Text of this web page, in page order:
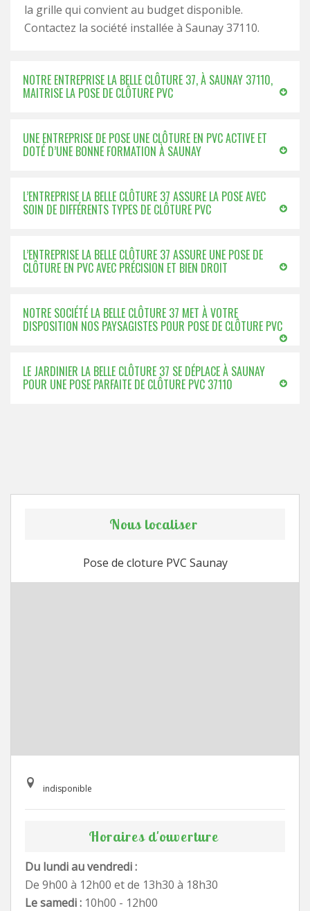
la grille qui convient au budget disponible.
Contactez la société installée à Saunay 37110.
NOTRE ENTREPRISE LA BELLE CLÔTURE 37, À SAUNAY 37110,
MAITRISE LA POSE DE CLÔTURE PVC
UNE ENTREPRISE DE POSE UNE CLÔTURE EN PVC ACTIVE ET
DOTÉ D’UNE BONNE FORMATION À SAUNAY
L’ENTREPRISE LA BELLE CLÔTURE 37 ASSURE LA POSE AVEC
SOIN DE DIFFÉRENTS TYPES DE CLÔTURE PVC
L’ENTREPRISE LA BELLE CLÔTURE 37 ASSURE UNE POSE DE
CLÔTURE EN PVC AVEC PRÉCISION ET BIEN DROIT
NOTRE SOCIÉTÉ LA BELLE CLÔTURE 37 MET À VOTRE
DISPOSITION NOS PAYSAGISTES POUR POSE DE CLÔTURE PVC
LE JARDINIER LA BELLE CLÔTURE 37 SE DÉPLACE À SAUNAY
POUR UNE POSE PARFAITE DE CLÔTURE PVC 37110
Nous localiser
Pose de cloture PVC Saunay
indisponible
Horaires d'ouverture
Du lundi au vendredi :
De 9h00 à 12h00 et de 13h30 à 18h30
Le samedi : 10h00 - 12h00